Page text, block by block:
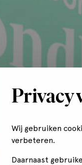
Privacy
Wij gebruiken
verbeteren.
Daarnaast